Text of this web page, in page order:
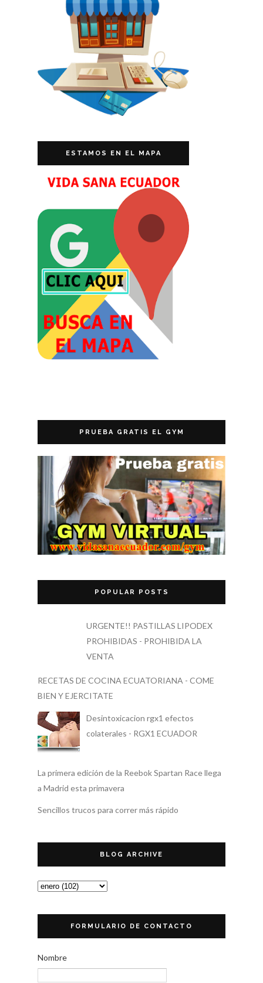
ESTAMOS EN EL MAPA
PRUEBA GRATIS EL GYM
POPULAR POSTS
URGENTE!! PASTILLAS LIPODEX
PROHIBIDAS - PROHIBIDA LA
VENTA
RECETAS DE COCINA ECUATORIANA - COME
BIEN Y EJERCITATE
Desintoxicacion rgx1 efectos
colaterales - RGX1 ECUADOR
La primera edición de la Reebok Spartan Race llega
a Madrid esta primavera
Sencillos trucos para correr más rápido
BLOG ARCHIVE
FORMULARIO DE CONTACTO
Nombre